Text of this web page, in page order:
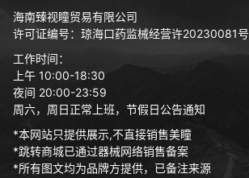
海南臻视瞳贸易有限公司
许可证编号：琼海口药监械经营许20230081号
工作时间：
上午 10:00-18:30
夜间 20:00-23:59
周六，周日正常上班，节假日公告通知
*本网站只提供展示,不直接销售美瞳
*跳转商城已通过器械网络销售备案
*所有图文均为品牌方提供，已备注来源